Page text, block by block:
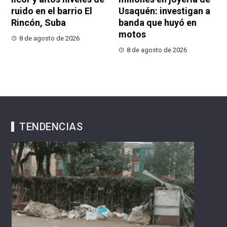
ruido en el barrio El
Rincón, Suba
8 de agosto de 2026
Usaquén: investigan a
banda que huyó en
motos
8 de agosto de 2026
TENDENCIAS